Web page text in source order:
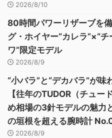
2026/8/10
80時間パワーリザーブを
グ・ホイヤー“カレラ”×“
ワ”限定モデル
2026/8/9
“小バラ”と“デカバラ”が味
【往年のTUDOR（チュー
め相場の3針モデルの魅力
の垣根を超える腕時計
2026/8/9